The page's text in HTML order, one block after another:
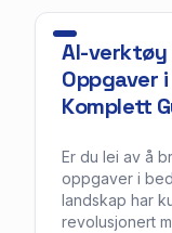
AI-
Oppgaver
Komplett
Er du lei av å
oppgaver i
landskap har
revolusjonert